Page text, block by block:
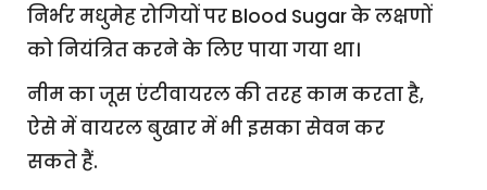
निर्भर मधुमेह रोगियों पर Blood Sugar के लक्षणों
को नियंत्रित करने के लिए पाया गया था।
नीम का जूस एंटीवायरल की तरह काम करता है,
ऐसे में वायरल बुखार में भी इसका सेवन कर
सकते हैं.